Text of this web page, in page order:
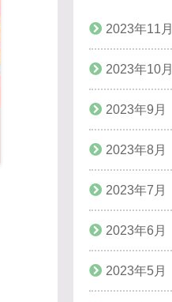
2023年11月
2023年10月
2023年9月
2023年8月
2023年7月
2023年6月
2023年5月